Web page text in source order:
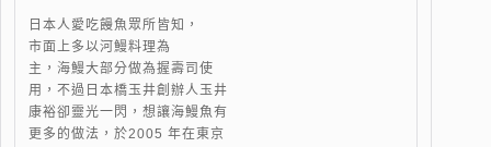
日本人愛吃饅魚眾所皆知，
市面上多以河鰻料理為
主，海鰻大部分做為握壽司使
用，不過日本橋玉井創辦人玉井
康裕卻靈光一閃，想讓海鰻魚有
更多的做法，於2005 年在東京